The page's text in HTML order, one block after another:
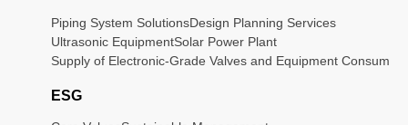
Piping System SolutionsDesign Planning Services
Ultrasonic EquipmentSolar Power Plant
Supply of Electronic-Grade Valves and Equipment
ESG